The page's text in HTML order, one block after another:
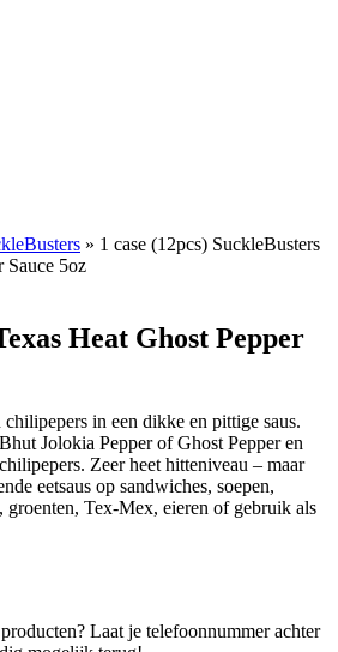
» 1 case (12pcs) SuckleBusters
Sauce 5oz
Heat Ghost Pepper
in een dikke en pittige saus.
Jolokia Pepper of Ghost Pepper en
Zeer heet hitteniveau – maar
eetsaus op sandwiches, soepen,
groenten, Tex-Mex, eieren of gebruik als
Laat je telefoonnummer achter